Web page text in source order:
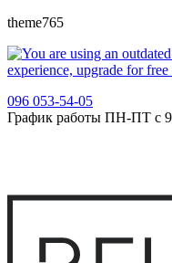
theme765
096 053-54-05
График работы ПН-ПТ с